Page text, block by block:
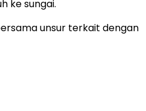
ke sungai.
unsur terkait dengan